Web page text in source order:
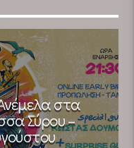
στα
Σύρου –